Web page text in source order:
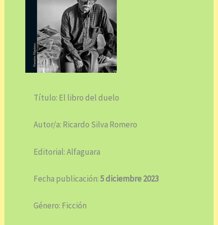
Título: El libro del duelo
Autor/a: Ricardo Silva Romero
Editorial: Alfaguara
Fecha publicación:5 diciembre 2023
Género: Ficción